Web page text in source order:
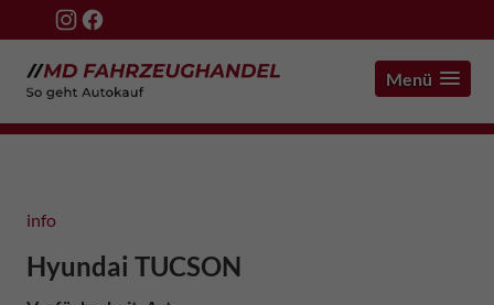
Menü
info
Hyundai TUCSON